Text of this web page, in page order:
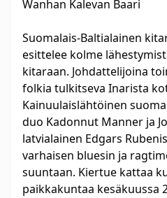
Wanhan Kalevan Baari
Suomalais-Baltialainen
esittelee kolme
kitaraan. Johdattelijoina
folkia tulkitseva Inarista
Kainuulaislähtöinen
duo Kadonnut Manner ja
latvialainen Edgars
varhaisen bluesin ja
suuntaan. Kiertue kattaa
paikkakuntaa kesäkuussa